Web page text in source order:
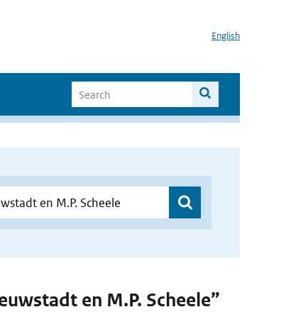
English
en M.P. Scheele”